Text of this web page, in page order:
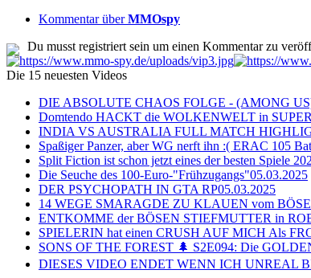
Kommentar überMMOspy
Du musst registriert sein um einen Kommentar zu
Die 15 neuesten Videos
DIE ABSOLUTE CHAOS FOLGE - (AMONG
Domtendo HACKT die WOLKENWELT in
INDIA VS AUSTRALIA FULL MATCH
Spaßiger Panzer, aber WG nerft ihn :( ERAC 105
Split Fiction ist schon jetzt eines der besten Spiele
Die Seuche des 100-Euro-"Frühzugangs"05.03.2025
DER PSYCHOPATH IN GTA RP05.03.2025
14 WEGE SMARAGDE ZU KLAUEN vom
ENTKOMME der BÖSEN STIEFMUTTER in
SPIELERIN hat einen CRUSH AUF MICH Als
SONS OF THE FOREST 🌲 S2E094: Die
DIESES VIDEO ENDET WENN ICH UNREAL